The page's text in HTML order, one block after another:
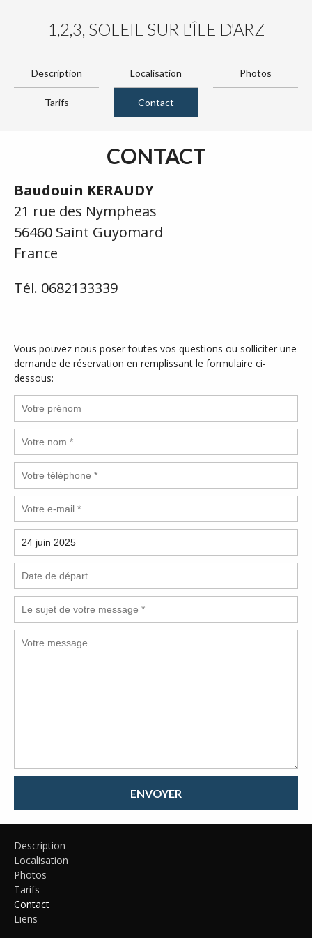
1,2,3, SOLEIL SUR L'ÎLE D'ARZ
Description Localisation Photos
Tarifs Contact
CONTACT
Baudouin KERAUDY
21 rue des Nympheas
56460 Saint Guyomard
France
Tél. 0682133339
Vous pouvez nous poser toutes vos questions ou solliciter une
demande de réservation en remplissant le formulaire ci-
dessous:
ENVOYER
Description
Localisation
Photos
Tarifs
Contact
Liens